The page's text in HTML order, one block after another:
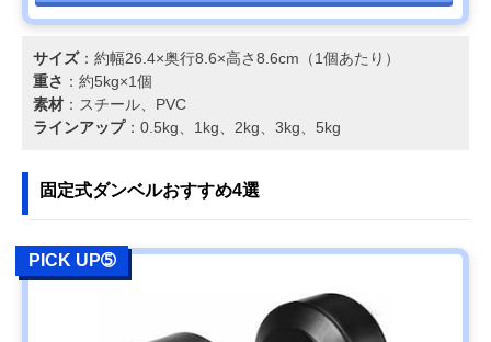
サイズ：約幅26.4×奥行8.6×高さ8.6cm（1個あたり）
重さ ：約5kg×1個
素材 ：スチール、PVC
ラインアップ：0.5kg、1kg、2kg、3kg、5kg
固定式ダンベルおすすめ4選
PICK UP➄